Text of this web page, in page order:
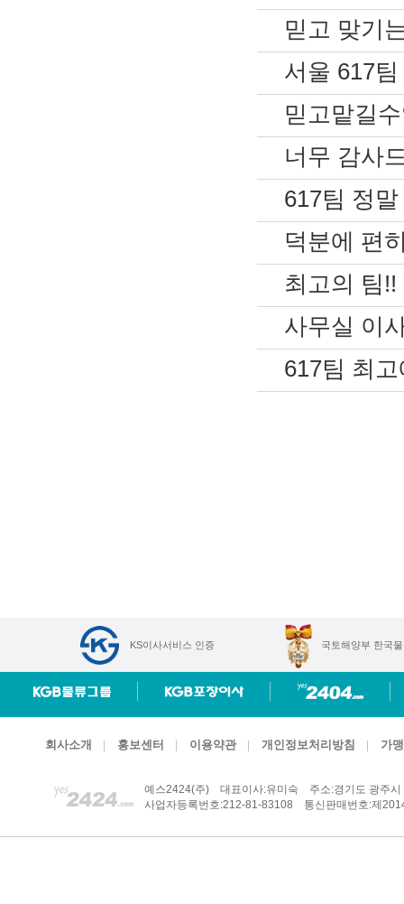
믿고 맞기
서울 617
믿고맡길
너무 감사
617팀 정
덕분에 편
최고의 팀!!
사무실 이
617팀 최고
KS이사서비스 인증 국토해양부 한국
회사소개 홍보센터 이용약관 개인정보처리방침 가
예스2424(주) 대표이사:유미숙
주소:경기도 광주
사업자등록번호:212-81-83108
통신판매번호:제